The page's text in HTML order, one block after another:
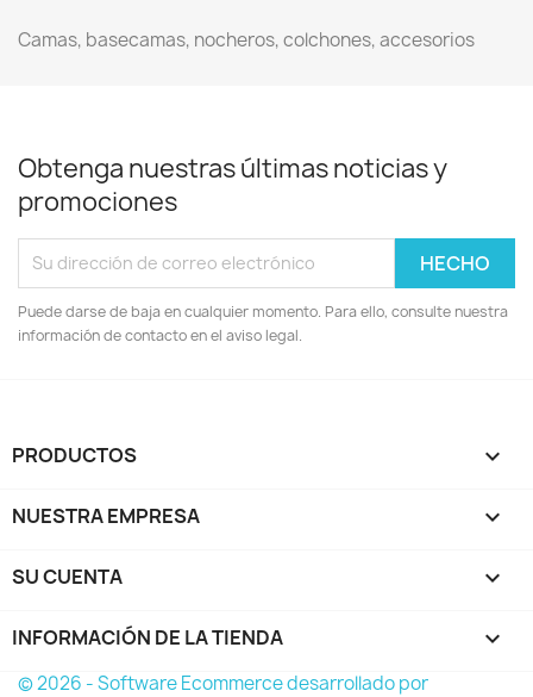
Camas, basecamas, nocheros, colchones, accesorios
Obtenga nuestras últimas noticias y
promociones
Puede darse de baja en cualquier momento. Para ello, consulte nuestra
información de contacto en el aviso legal.
PRODUCTOS 
NUESTRA EMPRESA 
SU CUENTA 
INFORMACIÓN DE LA TIENDA keyboard_arrow_down
© 2026 - Software Ecommerce desarrollado por